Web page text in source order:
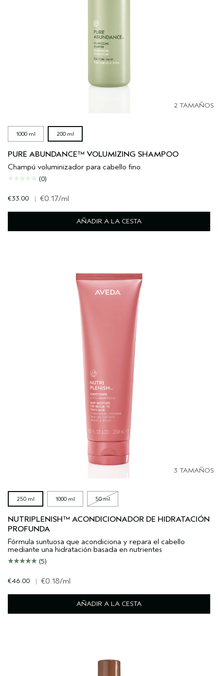
2 TAMAÑOS
1000 ml 200 ml
PURE ABUNDANCE™ VOLUMIZING SHAMPOO
Champú voluminizador para cabello fino.
(0)
€33.00 | €0.17/ml
AÑADIR A LA CESTA
3 TAMAÑOS
250 ml 1000 ml 50 ml
NUTRIPLENISH™ ACONDICIONADOR DE HIDRATACIÓN
PROFUNDA
Fórmula suntuosa que acondiciona y repara el cabello
mediante una hidratación basada en nutrientes
(5)
€46.00 | €0.18/ml
AÑADIR A LA CESTA